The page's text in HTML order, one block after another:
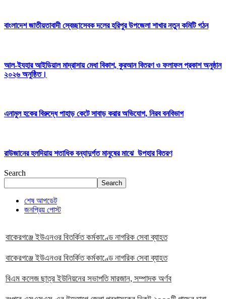
বাংলাদেশ জাতীয়তাবাদী স্বেচ্ছাসেবক দলের হরিপুর উপজেলা শাখার নতুন কমিটি গঠন
আল-ইযহার আইডিয়াল মাদ্রাসায় মেধা বিকাশ, কুরআন বিতরণ ও ফলাফল প্রকাশ অনুষ্ঠান
২০২৬ অনুষ্ঠিত।
এনামুল হকের বিরুদ্ধে পাহাড় কেটে সাবাড় করার অভিযোগ, নিরব বনবিভাগ
রাউজানের হলদিয়ায় শতাধিক বন্যাদুর্গত মানুষের মাঝে উপহার বিতরণ
Search
Search
শেষ আপডেট
জনপ্রিয় পোস্ট
বাকেরগঞ্জে ইউএনওর বিতর্কিত কর্মকাণ্ডে নাগরিক সেবা ব্যাহত
বাকেরগঞ্জে ইউএনওর বিতর্কিত কর্মকাণ্ডে নাগরিক সেবা ব্যাহত
বিএম কলেজ ছাত্র ইউনিয়নের সভাপতি মারজান, সম্পাদক অর্ণব